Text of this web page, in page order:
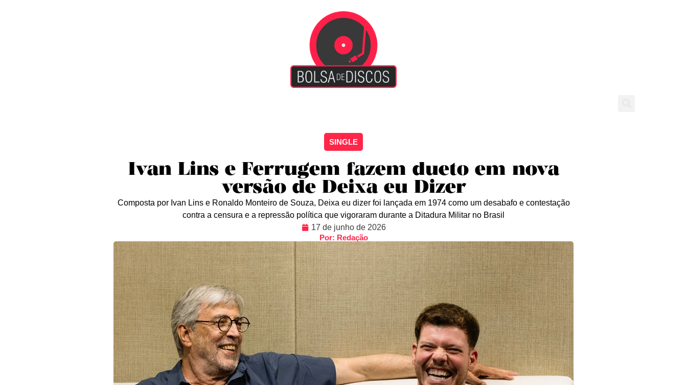
SINGLE
Ivan Lins e Ferrugem fazem dueto em nova
versão de Deixa eu Dizer
Composta por Ivan Lins e Ronaldo Monteiro de Souza, Deixa eu dizer foi lançada em 1974 como um desabafo e contestação
contra a censura e a repressão política que vigoraram durante a Ditadura Militar no Brasil
17 de junho de 2026
Por: Redação